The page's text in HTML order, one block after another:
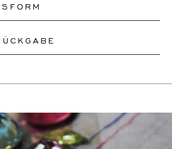
den Größen 50-56 sofort lieferbar.
Ringgröße unsicher sind,
Teammitglieder werden Ihnen per
Ringgröße herauszufinden.
erforderlich ist, werden